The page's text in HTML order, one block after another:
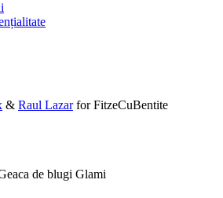
& Raul Lazarfor FitzeCuBentite
de blugi Glami